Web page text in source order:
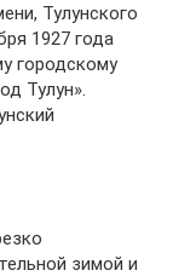
Тулунского
1927 года
городскому
Тулун».
зимой и